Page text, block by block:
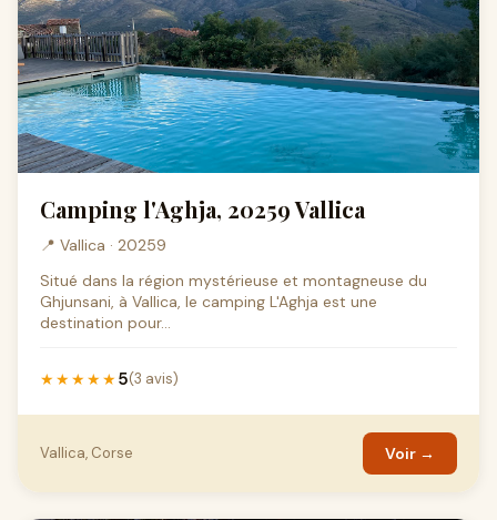
Camping l'Aghja, 20259 Vallica
📍 Vallica · 20259
Situé dans la région mystérieuse et montagneuse du
Ghjunsani, à Vallica, le camping L'Aghja est une
destination pour...
★★★★★5(3 avis)
Vallica, Corse Voir →